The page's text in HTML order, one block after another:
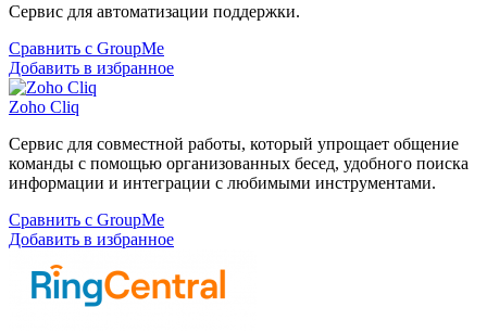
Сервис для автоматизации поддержки.
Сравнить с GroupMe
Добавить в избранное
Zoho Cliq
Сервис для совместной работы, который упрощает общение
команды с помощью организованных бесед, удобного поиска
информации и интеграции с любимыми инструментами.
Сравнить с GroupMe
Добавить в избранное